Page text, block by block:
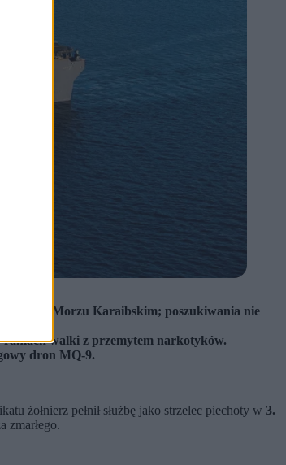
w Morzu Karaibskim; poszukiwania nie
walki z przemytem narkotyków.
dron MQ-9.
żołnierz pełnił służbę jako strzelec piechoty w 3.
zmarłego.